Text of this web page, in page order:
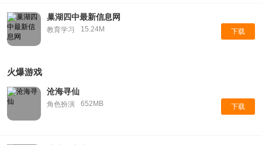
巢湖四中最新信息网
教育学习 15.24M 下载
火爆游戏
沧海寻仙
角色扮演 652MB 下载